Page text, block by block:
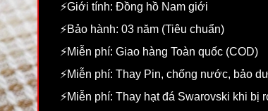
⚡️Giới tính: Đồng hồ Nam giới
⚡️Bảo hành: 03 năm (Tiêu chuẩn)
⚡️Miễn phí: Giao hàng Toàn quốc (COD)
⚡️Miễn phí: Thay Pin, chống nước, bảo
⚡️Miễn phí: Thay hạt đá Swarovski khi bị